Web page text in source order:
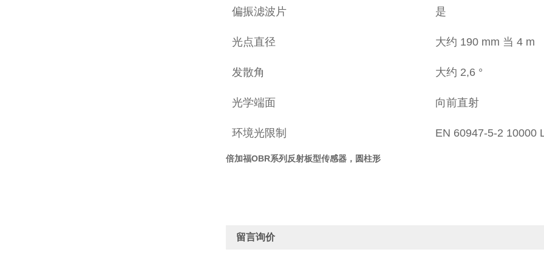
偏振滤波片 是
光点直径 大约 190 mm 当 4 m
发散角 大约 2,6 °
光学端面 向前直射
环境光限制 EN 60947-5-2 10000
倍加福OBR系列反射板型传感器，圆柱形
留言询价